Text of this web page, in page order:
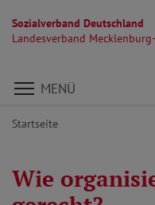
Sozialverband Deutschland
Landesverband
Direkt zu den Inhalten
MENÜ
Startseite
Wie